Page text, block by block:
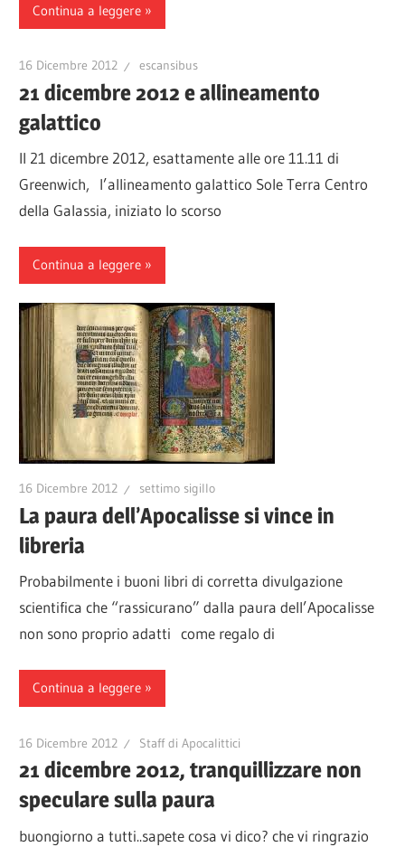
Continua a leggere
16 Dicembre 2012 escansibus
21 dicembre 2012 e allineamento
galattico
Il 21 dicembre 2012, esattamente alle ore 11.11 di
Greenwich, l’allineamento galattico Sole Terra Centro
della Galassia, iniziato lo scorso
Continua a leggere
16 Dicembre 2012 settimo sigillo
La paura dell’Apocalisse si vince in
libreria
Probabilmente i buoni libri di corretta divulgazione
scientifica che “rassicurano” dalla paura dell’Apocalisse
non sono proprio adatti come regalo di
Continua a leggere
16 Dicembre 2012 Staff di Apocalittici
21 dicembre 2012, tranquillizzare non
speculare sulla paura
buongiorno a tutti..sapete cosa vi dico? che vi ringrazio